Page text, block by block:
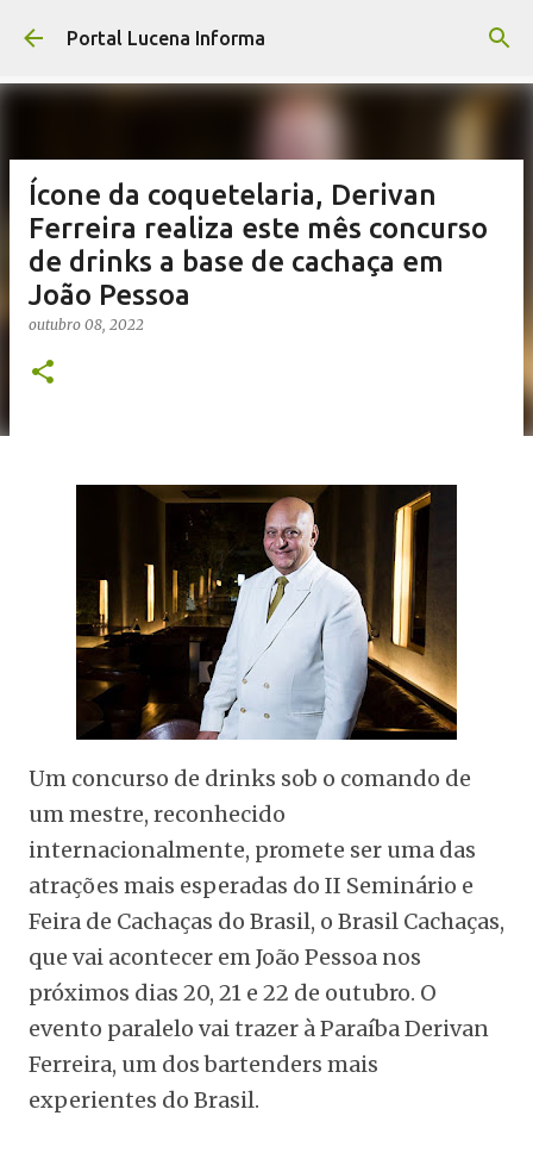
Pular para o conteúdo principal
Portal Lucena Informa
Ícone da coquetelaria, Derivan
Ferreira realiza este mês concurso
de drinks a base de cachaça em
João Pessoa
outubro 08, 2022
Um concurso de drinks sob o comando de
um mestre, reconhecido
internacionalmente, promete ser uma das
atrações mais esperadas do II Seminário e
Feira de Cachaças do Brasil, o Brasil Cachaças,
que vai acontecer em João Pessoa nos
próximos dias 20, 21 e 22 de outubro. O
evento paralelo vai trazer à Paraíba Derivan
Ferreira, um dos bartenders mais
experientes do Brasil.